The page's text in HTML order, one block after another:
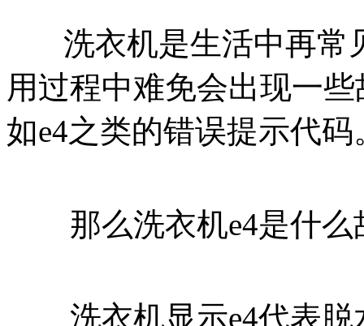
洗衣机是生活中再常
用过程中难免会出现一
如e4之类的错误提示代码
那么洗衣机e4是什么
洗衣机显示e4代表脱